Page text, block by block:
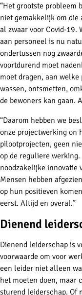
“Het grootste probleem
niet gemakkelijk om die
al zwaar voor Covid-19.
aan personeel is nu
ondertussen nog
voortdurend moet
moet dragen, aan
wassen, ontsmetten,
de bewoners kan gaan.
“Daarom hebben we
onze projectwerking on
pilootprojecten, geen
op de reguliere
noodzakelijke innovatie
Mensen hebben
op hun positieven
eerst. Altijd en overal.”
Dienend
Dienend leiderschap is
voorwaarde om voor
een leider niet alleen
het moeten doen, maar
sturend leiderschap. Of